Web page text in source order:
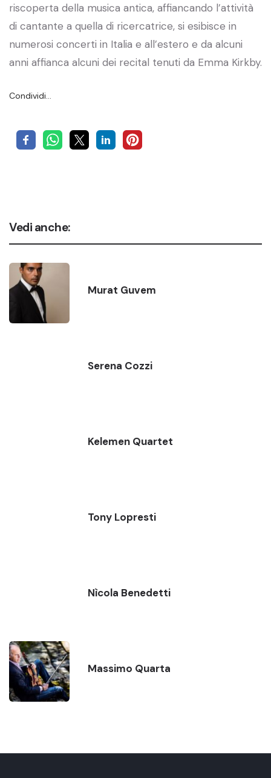
riscoperta della musica antica, affiancando l’attività
di cantante a quella di ricercatrice, si esibisce in
numerosi concerti in Italia e all’estero e da alcuni
anni affianca alcuni dei recital tenuti da Emma Kirkby.
Condividi…
Vedi anche:
Murat Guvem
Serena Cozzi
Kelemen Quartet
Tony Lopresti
Nìcola Benedetti
Massimo Quarta